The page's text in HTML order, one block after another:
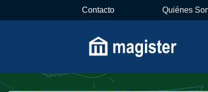
Contacto Quiénes